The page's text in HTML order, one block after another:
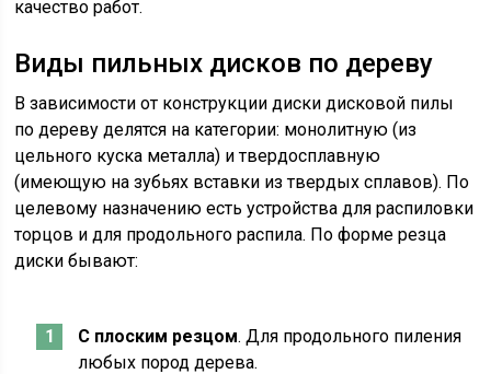
качество работ.
Виды пильных дисков по дереву
В зависимости от конструкции диски дисковой пилы
по дереву делятся на категории: монолитную (из
цельного куска металла) и твердосплавную
(имеющую на зубьях вставки из твердых сплавов). По
целевому назначению есть устройства для распиловки
торцов и для продольного распила. По форме резца
диски бывают:
С плоским резцом. Для продольного пиления
любых пород дерева.